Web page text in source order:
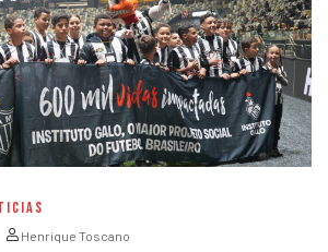
Henrique Toscano